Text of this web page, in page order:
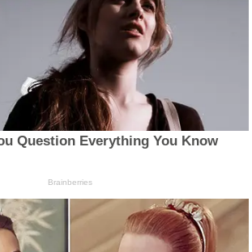
Question Everything You Know
Brainberries